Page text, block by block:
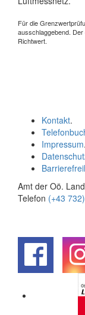
Für die
ausschlaggebend.
Richtwert.
Kontakt.
Impressum.
Amt der Oö.
Telefon (+43